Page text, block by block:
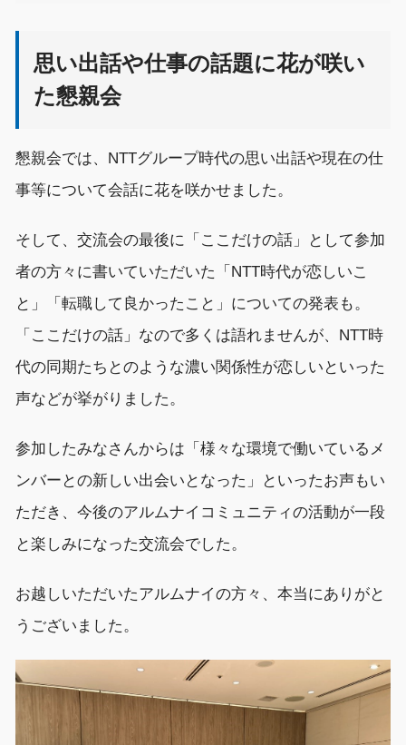
思い出話や仕事の話題に花が咲い
た懇親会
懇親会では、 NTTグループ時代の思い出話や現在の仕
事等について会話に花を咲かせました。
そして、 交流会の最後に「ここだけの話」として参加
者の方々 に書いていただいた 「 NTT時代が恋しいこ
と 」「転職して良かったこと」についての発表も 。
「 ここだけの話」 なので多くは語れませんが、 NTT時
代の同期たちとのような濃い関係性が恋しいといった
声などが挙がり ました 。
参加したみなさんからは 「 様々な環境で働いているメ
ンバー との新しい出会いとなった 」 といったお声もい
ただき、 今後のアルムナイコミュニティの活動が一段
と楽しみになった交流会でした。
お越しいただいたアルムナイの方々、 本当にありがと
うございました 。